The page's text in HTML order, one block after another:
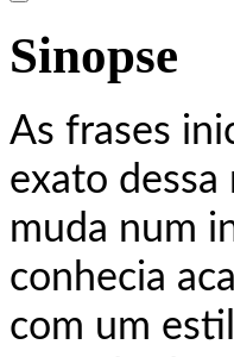
Sinopse
As frases
exato
muda num
conhecia
com um